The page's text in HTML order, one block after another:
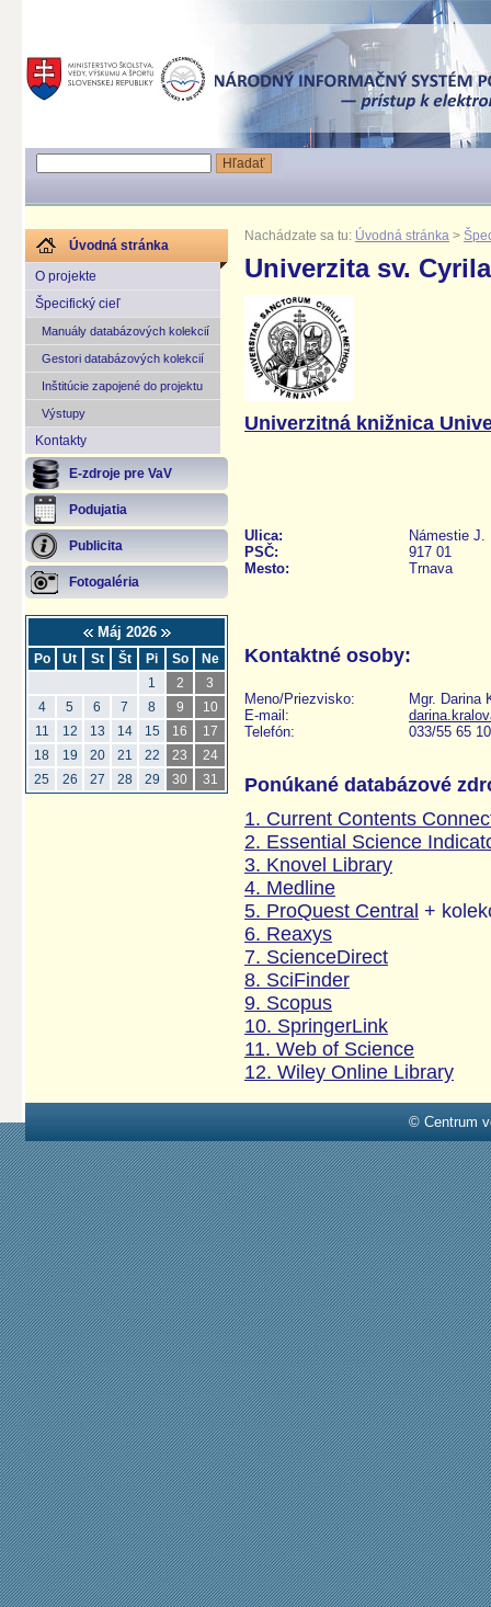
Úvodná stránka
O projekte
Špecifický cieľ
Manuály databázových kolekcií
Gestori databázových kolekcií
Inštitúcie zapojené do projektu
Výstupy
Kontakty
E-zdroje pre VaV
Podujatia
Publicita
Fotogaléria
Máj 2026
Po Ut St Št Pi So
Ne
1
2
3
4
5 6 7 8 9
10
11
12 13 14 15 16
17
18
19 20 21 22 23
24
25
26 27 28 29 30 31
Nachádzate sa tu: Úvodná stránka >
Univerzita sv.
Univerzitná knižnica
Ulica:
Námestie J.
PSČ:
917 01
Mesto:
Trnava
Kontaktné osoby:
Meno/Priezvisko:
Mgr. Darina
E-mail:
Telefón:
033/55 65
Ponúkané databázové
1. Current Contents
2. Essential Science
3. Knovel Library
4. Medline
5. ProQuest Central +
6. Reaxys
7. ScienceDirect
8. SciFinder
9. Scopus
10. SpringerLink
11. Web of Science
12. Wiley Online Library
© Centrum